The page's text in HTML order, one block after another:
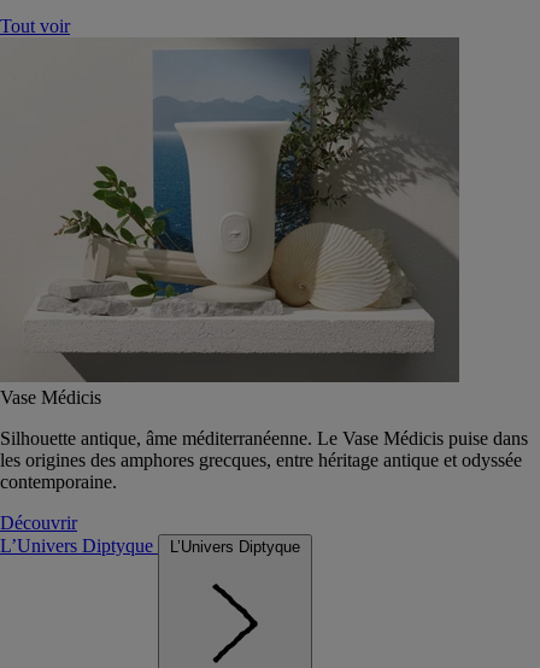
Tout voir
Vase Médicis
Silhouette antique, âme méditerranéenne. Le Vase Médicis puise dans
les origines des amphores grecques, entre héritage antique et odyssée
contemporaine.
Découvrir
L’Univers Diptyque
L’Univers Diptyque